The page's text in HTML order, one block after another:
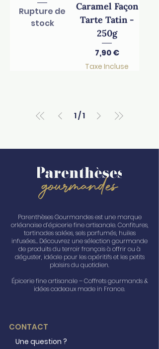
Rupture de
stock
Caramel Façon
Tarte Tatin -
250g
Prix
7,90 €
Taxe Incluse
1/1
Parenthèses Gourmandes est une marque
orléanaise d’épicerie fine artisanale. Confitures,
tartinades salées, sels parfumés, huiles
infusées… Découvrez une sélection gourmande
de produits du terroir français à offrir ou à
déguster, idéale pour les apéritifs et les petits
plaisirs du quotidien.
Épicerie fine artisanale – Coffrets gourmands &
idées cadeaux made in France.
CONTACT
Une question ?